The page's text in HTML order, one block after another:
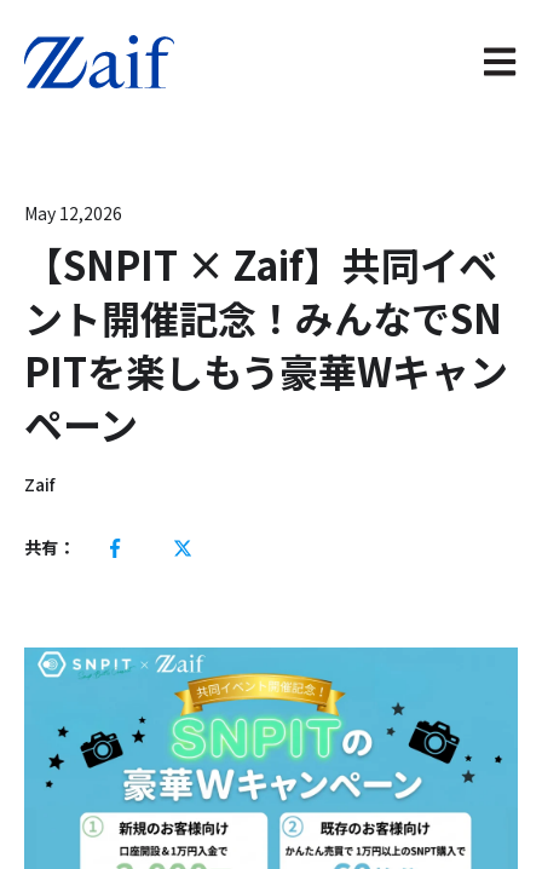
メイン
May 12,2026
【SNPIT × Zaif】共同イベ
ント開催記念！みんなでSN
PITを楽しもう豪華Wキャン
ペーン
Zaif
共有：